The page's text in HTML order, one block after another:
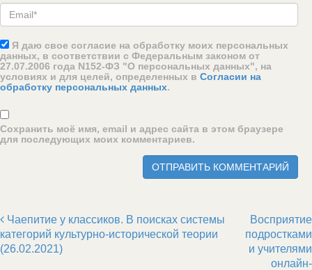
Я даю свое согласие на обработку моих персональных
данных, в соответствии с Федеральным законом от
27.07.2006 года N152-ФЗ "О персональных данных", на
условиях и для целей, определенных в Согласии на
обработку персональных данных.
Сохранить моё имя, email и адрес сайта в этом браузере
для последующих моих комментариев.
Post navigation
Чаепитие у классиков. В поисках системы
категорий культурно-исторической теории
(26.02.2021)
Восприятие
подростками
и учителями
онлайн-